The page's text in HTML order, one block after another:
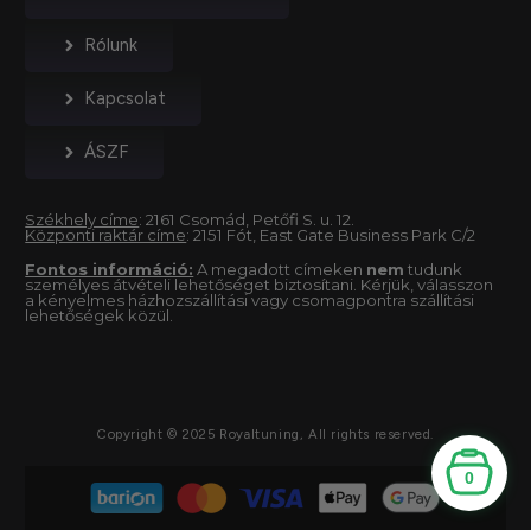
Rólunk
Kapcsolat
ÁSZF
Székhely címe: 2161 Csomád, Petőfi S. u. 12.
Központi raktár címe: 2151 Fót, East Gate Business Park C/2
Fontos információ: A megadott címeken nem tudunk
személyes átvételi lehetőséget biztosítani. Kérjük, válasszon
a kényelmes házhozszállítási vagy csomagpontra szállítási
lehetőségek közül.
Copyright © 2025 Royaltuning, All rights reserved.
0